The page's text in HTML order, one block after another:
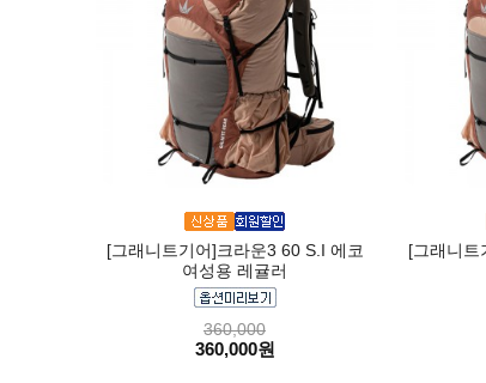
[그래니트기어]크라운3 60 S.I 에코
여성용 레귤러
360,000
360,000원
[그래니트